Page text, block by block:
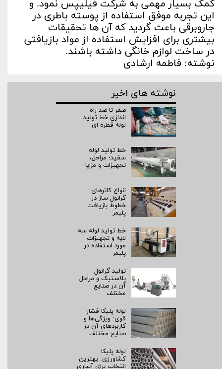
کمک بسیار مهمی به شرکت فیلیپس نمود. و
این تجربه موفق استفاده از پوسته باطری در
جاروبرقی باعث گردید که آن ها تحقیقات
بیشتری برای افزایش استفاده از مواد بازیافتی
در ساخت لوازم خانگی داشته باشند.
نوشته: فاطمه ارشادی
نوشته های اخیر
صفر تا صد راه‌
اندازی خط تولید
لوله قطره ای
خط تولید لوله
سفید؛ مراحل،
تجهیزات و مزایا
انواع کاترهای
گرانول ساز در
خطوط بازیافت
پلیمر
خط تولید لوله سه
لایه و تجهیزات
مورد استفاده در
پلیمر
تولید گرانول
پلاستیک و مراحل
آن در صنایع
مختلف
لوله پلیکا فشار
قوی: ویژگی‌ها و
کاربردهای آن در
صنایع مختلف
لوله پلیکا
کشاورزی: بهترین
انتخاب برای آبیاری